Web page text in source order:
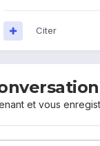
Citer
et vous